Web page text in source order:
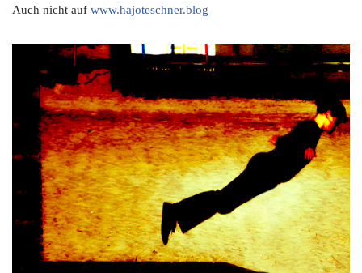
Auch nicht auf www.hajoteschner.blog